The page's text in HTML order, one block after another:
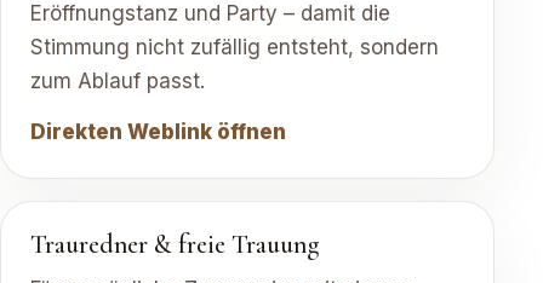
Eröffnungstanz und Party – damit die
Stimmung nicht zufällig entsteht, sondern
zum Ablauf passt.
Direkten Weblink öffnen
Trauredner & freie Trauung